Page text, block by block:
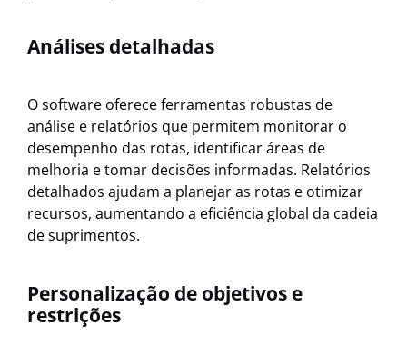
Análises detalhadas
O software oferece ferramentas robustas de
análise e relatórios que permitem monitorar o
desempenho das rotas, identificar áreas de
melhoria e tomar decisões informadas. Relatórios
detalhados ajudam a planejar as rotas e otimizar
recursos, aumentando a eficiência global da cadeia
de suprimentos.
Personalização de objetivos e
restrições